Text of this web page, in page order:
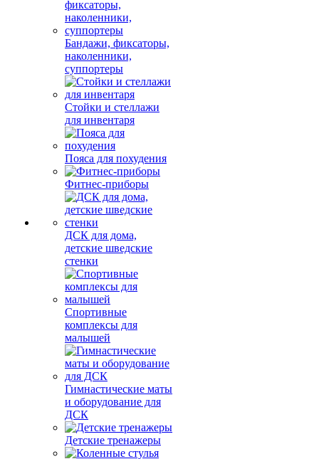
Бандажи, фиксаторы,
наколенники,
суппортеры
Стойки и стеллажи
для инвентаря
Пояса для похудения
Фитнес-приборы
ДСК для дома,
детские шведские
стенки
Спортивные
комплексы для
малышей
Гимнастические маты
и оборудование для
ДСК
Детские тренажеры